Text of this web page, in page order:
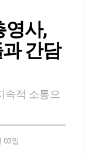
영사,
간담
속적 소통으
03일